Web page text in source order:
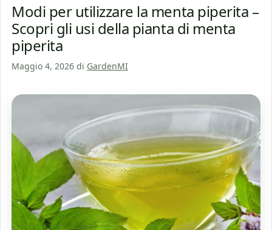
Modi per utilizzare la menta piperita –
Scopri gli usi della pianta di menta
piperita
Maggio 4, 2026 di GardenMI